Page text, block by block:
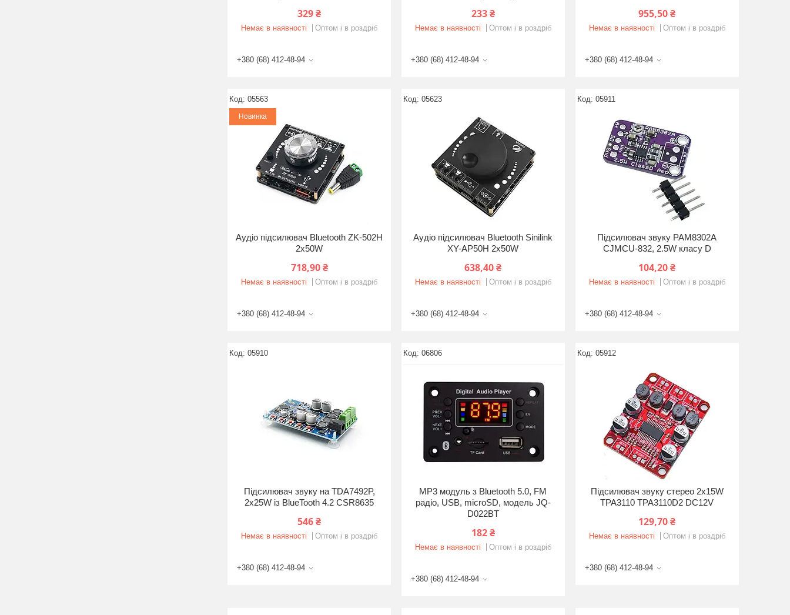
329 ₴
Немає в наявності Оптом і в роздріб
+380 (68) 412-48-94
233 ₴
Немає в наявності Оптом і в роздріб
+380 (68) 412-48-94
955,50 ₴
Немає в наявності Оптом і в роздріб
+380 (68) 412-48-94
05563
Новинка
Аудіо підсилювач Bluetooth ZK-502H
2x50W
718,90 ₴
Немає в наявності Оптом і в роздріб
+380 (68) 412-48-94
05623
Аудіо підсилювач Bluetooth Sinilink
XY-AP50H 2x50W
638,40 ₴
Немає в наявності Оптом і в роздріб
+380 (68) 412-48-94
05911
Підсилювач звуку PAM8302A
CJMCU-832, 2.5W класу D
104,20 ₴
Немає в наявності Оптом і в роздріб
+380 (68) 412-48-94
05910
Підсилювач звуку на TDA7492P,
2x25W із BlueTooth 4.2 CSR8635
546 ₴
Немає в наявності Оптом і в роздріб
+380 (68) 412-48-94
06806
MP3 модуль з Bluetooth 5.0, FM
радіо, USB, microSD, модель JQ-
D022BT
182 ₴
Немає в наявності Оптом і в роздріб
+380 (68) 412-48-94
05912
Підсилювач звуку стерео 2x15W
TPA3110 TPA3110D2 DC12V
129,70 ₴
Немає в наявності Оптом і в роздріб
+380 (68) 412-48-94